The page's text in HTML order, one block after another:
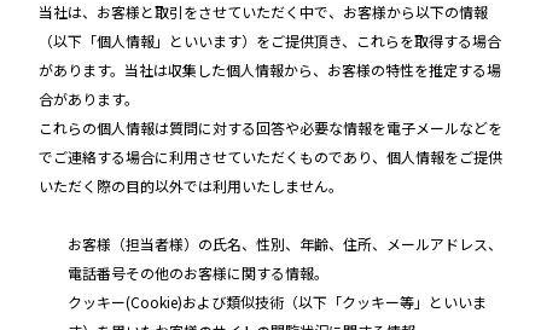
当社は、お客様と取引をさせていただく中で、お客様から以下の情報
（以下「個人情報」といいます）をご提供頂き、これらを取得する場合
があります。当社は収集した個人情報から、お客様の特性を推定する場
合があります。
これらの個人情報は質問に対する回答や必要な情報を電子メールなどを
でご連絡する場合に利用させていただくものであり、個人情報をご提供
いただく際の目的以外では利用いたしません。
お客様（担当者様）の氏名、性別、年齢、住所、メールアドレス、
電話番号その他のお客様に関する情報。
クッキー(Cookie)および類似技術（以下「クッキー等」といいま